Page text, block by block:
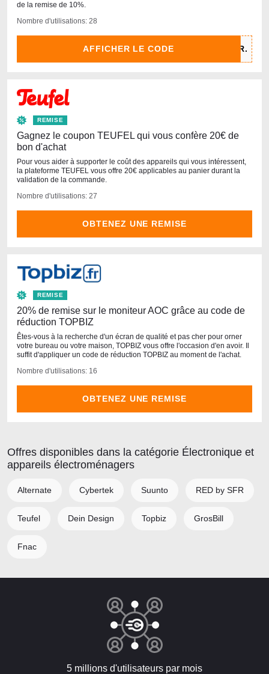
de la remise de 10%.
Nombre d'utilisations: 28
AFFICHER LE CODE
REMISE
Gagnez le coupon TEUFEL qui vous confère 20€ de
bon d'achat
Pour vous aider à supporter le coût des appareils qui vous intéressent,
la plateforme TEUFEL vous offre 20€ applicables au panier durant la
validation de la commande.
Nombre d'utilisations: 27
OBTENEZ UNE REMISE
REMISE
20% de remise sur le moniteur AOC grâce au code de
réduction TOPBIZ
Êtes-vous à la recherche d'un écran de qualité et pas cher pour orner
votre bureau ou votre maison, TOPBIZ vous offre l'occasion d'en avoir. Il
suffit d'appliquer un code de réduction TOPBIZ au moment de l'achat.
Nombre d'utilisations: 16
OBTENEZ UNE REMISE
Offres disponibles dans la catégorie Électronique et
appareils électroménagers
Alternate Cybertek Suunto RED by SFR
Teufel Dein Design Topbiz GrosBill
Fnac
5 millions d'utilisateurs par mois